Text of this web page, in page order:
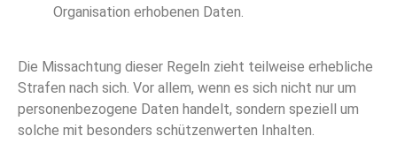
Organisation erhobenen Daten.
Die Missachtung dieser Regeln zieht teilweise erhebliche
Strafen nach sich. Vor allem, wenn es sich nicht nur um
personenbezogene Daten handelt, sondern speziell um
solche mit besonders schützenwerten Inhalten.